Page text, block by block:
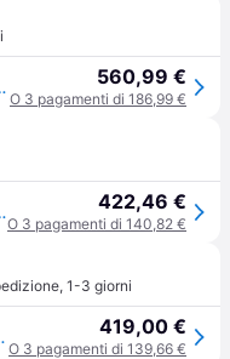
Base Argento 560,99 €
O 3 pagamenti di 186,99 €
12 Nm Direct Drive 422,46 €
O 3 pagamenti di 140,82 €
, 1-3 giorni
Volante 419,00 €
O 3 pagamenti di 139,66 €